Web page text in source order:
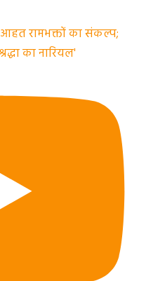
आहत रामभक्तों का संकल्प;
का नारियल'